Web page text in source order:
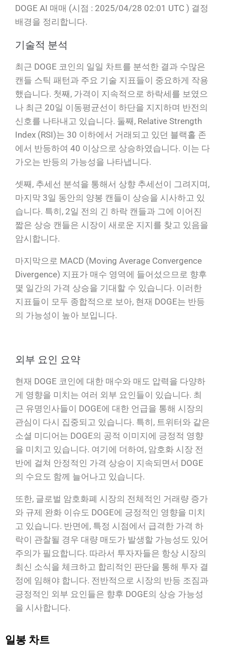
DOGE AI 매매 (시점 : 2025/04/28 02:01 UTC ) 결정
배경을 정리합니다.
기술적 분석
최근 DOGE 코인의 일일 차트를 분석한 결과 수많은
캔들 스틱 패턴과 주요 기술 지표들이 중요하게 작용
했습니다. 첫째, 가격이 지속적으로 하락세를 보였으
나 최근 20일 이동평균선이 하단을 지지하며 반전의
신호를 나타내고 있습니다. 둘째, Relative Strength
Index (RSI)는 30 이하에서 거래되고 있던 블랙홀 존
에서 반등하여 40 이상으로 상승하였습니다. 이는 다
가오는 반등의 가능성을 나타냅니다.
셋째, 추세선 분석을 통해서 상향 추세선이 그려지며,
마지막 3일 동안의 양봉 캔들이 상승을 시사하고 있
습니다. 특히, 2일 전의 긴 하락 캔들과 그에 이어진
짧은 상승 캔들은 시장이 새로운 지지를 찾고 있음을
암시합니다.
마지막으로 MACD (Moving Average Convergence
Divergence) 지표가 매수 영역에 들어섰으므로 향후
몇 일간의 가격 상승을 기대할 수 있습니다. 이러한
지표들이 모두 종합적으로 보아, 현재 DOGE는 반등
의 가능성이 높아 보입니다.
외부 요인 요약
현재 DOGE 코인에 대한 매수와 매도 압력을 다양하
게 영향을 미치는 여러 외부 요인들이 있습니다. 최
근 유명인사들이 DOGE에 대한 언급을 통해 시장의
관심이 다시 집중되고 있습니다. 특히, 트위터와 같은
소셜 미디어는 DOGE의 공적 이미지에 긍정적 영향
을 미치고 있습니다. 여기에 더하여, 암호화 시장 전
반에 걸쳐 안정적인 가격 상승이 지속되면서 DOGE
의 수요도 함께 늘어나고 있습니다.
또한, 글로벌 암호화폐 시장의 전체적인 거래량 증가
와 규제 완화 이슈도 DOGE에 긍정적인 영향을 미치
고 있습니다. 반면에, 특정 시점에서 급격한 가격 하
락이 관찰될 경우 대량 매도가 발생할 가능성도 있어
주의가 필요합니다. 따라서 투자자들은 항상 시장의
최신 소식을 체크하고 합리적인 판단을 통해 투자 결
정에 임해야 합니다. 전반적으로 시장의 반등 조짐과
긍정적인 외부 요인들은 향후 DOGE의 상승 가능성
을 시사합니다.
일봉 차트